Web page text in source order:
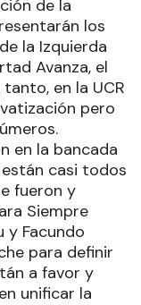
de la
los
la Izquierda
Avanza, el
en la UCR
pero
en la bancada
casi todos
fueron y
Siempre
y Facundo
para definir
a favor y
unificar la